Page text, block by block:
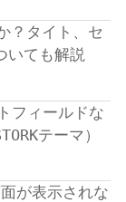
？タイト、セ
いても解説
ィールドな
テーマ）
が表示されな